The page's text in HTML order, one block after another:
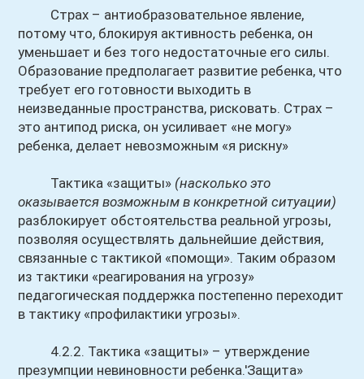
Страх – антиобразовательное явление,
потому что, блокируя активность ребенка, он
уменьшает и без того недостаточные его силы.
Образование предполагает развитие ребенка, что
требует его готовности выходить в
неизведанные пространства, рисковать. Страх –
это антипод риска, он усиливает «не могу»
ребенка, делает невозможным «я рискну»
Тактика «защиты» (насколько это
оказывается возможным в конкретной ситуации)
разблокирует обстоятельства реальной угрозы,
позволяя осуществлять дальнейшие действия,
связанные с тактикой «помощи». Таким образом
из тактики «реагирования на угрозу»
педагогическая поддержка постепенно переходит
в тактику «профилактики угрозы».
4.2.2. Тактика «защиты» – утверждение
презумпции невиновности ребенка.'Защита»